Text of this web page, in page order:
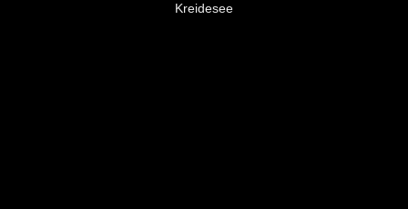
Kreidesee